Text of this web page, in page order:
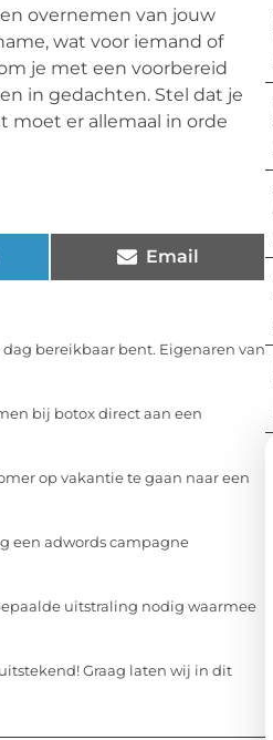
overnemen van jouw
wat voor iemand of
je met een voorbereid
in gedachten. Stel dat je
moet er allemaal in orde
Email
bereikbaar bent. Eigenaren van
bij botox direct aan een
op vakantie te gaan naar een
een adwords campagne
uitstraling nodig waarmee
Graag laten wij in dit